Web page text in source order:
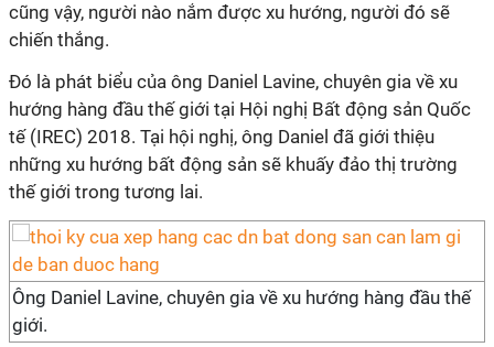
cũng vậy, người nào nắm được xu hướng, người đó sẽ
chiến thắng.
Đó là phát biểu của ông Daniel Lavine, chuyên gia về xu
hướng hàng đầu thế giới tại Hội nghị Bất động sản Quốc
tế (IREC) 2018. Tại hội nghị, ông Daniel đã giới thiệu
những xu hướng bất động sản sẽ khuấy đảo thị trường
thế giới trong tương lai.
Ông Daniel Lavine, chuyên gia về xu hướng hàng đầu thế
giới.